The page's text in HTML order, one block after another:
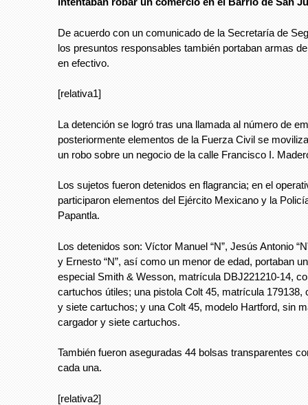
De acuerdo con un comunicado de la Secretaría de
los presuntos responsables también portaban armas
en efectivo.
[relativa1]
La detención se logró tras una llamada al número de
posteriormente elementos de la Fuerza Civil se
un robo sobre un negocio de la calle Francisco I.
Los sujetos fueron detenidos en flagrancia; en el
participaron elementos del Ejército Mexicano y la
Papantla.
Los detenidos son: Víctor Manuel “N”, Jesús Antonio
y Ernesto “N”, así como un menor de edad, portaban
especial Smith & Wesson, matrícula DBJ221210-14,
cartuchos útiles; una pistola Colt 45, matrícula 179138,
y siete cartuchos; y una Colt 45, modelo Hartford, sin
cargador y siete cartuchos.
También fueron aseguradas 44 bolsas transparentes
cada una.
[relativa2]